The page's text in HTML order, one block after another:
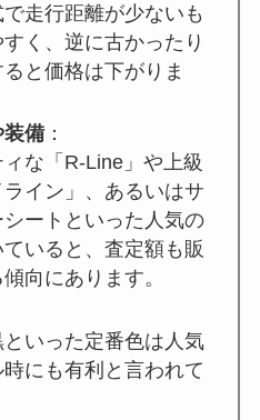
走行距離が少ないも
く、逆に古かったり
と価格は下がりま
装備：
な「R-Line」や上級
イン」、あるいはサ
ートといった人気の
いると、査定額も販
向にあります。
いった定番色は人気
にも有利と言われて